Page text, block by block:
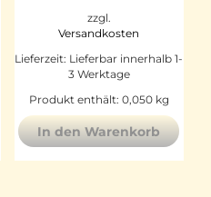
zzgl.
Versandkosten
Lieferzeit: Lieferbar innerhalb 1-
3 Werktage
Produkt enthält: 0,050 kg
In den Warenkorb